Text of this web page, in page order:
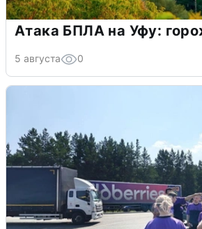
Атака БПЛА на Уфу:
5 августа 0